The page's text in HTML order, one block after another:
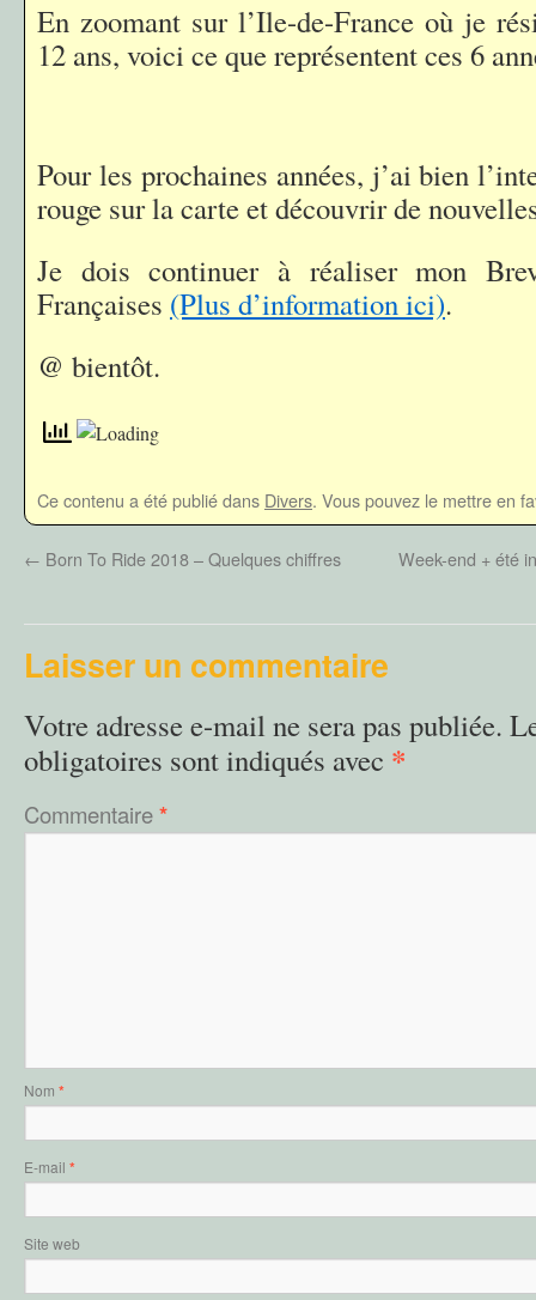
En zoomant sur l’Ile-de-France où je
12 ans, voici ce que représentent ces 6
Pour les prochaines années, j’ai bien
rouge sur la carte et découvrir de
Je dois continuer à réaliser mon
Françaises (Plus d’information ici).
@ bientôt.
Ce contenu a été publié dans Divers. Vous pouvez le mettre en
← Born To Ride 2018 – Quelques chiffres Week-end + été
Laisser un commentaire
Votre adresse e-mail ne sera pas publiée.
obligatoires sont indiqués avec *
Commentaire*
Nom *
E-mail *
Site web